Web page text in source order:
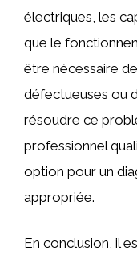
électriques, les
que le
être nécessaire
défectueuses ou
résoudre ce
professionnel
option pour un
appropriée.
En conclusion, il